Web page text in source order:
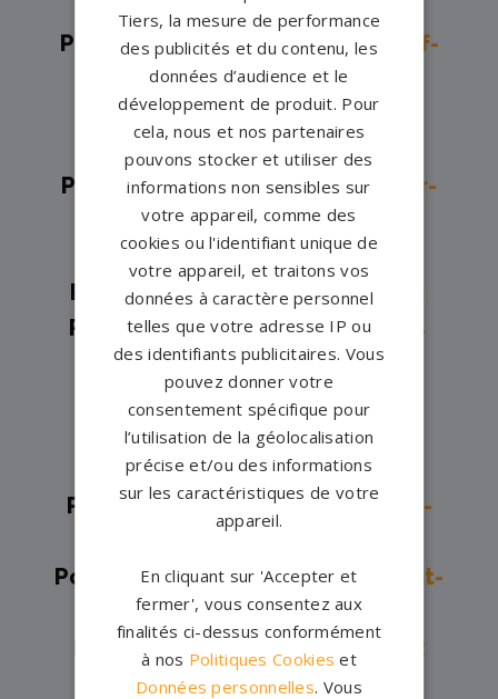
Loing→
Pompes funèbres - Châteauneuf-
sur-Loire→
Pompes funèbres -Châtillon-
Coligny→
Pompes funèbres -Châtillon-sur-
Loire→
Pompes funèbres - Chécy→
Pompes funèbres - CHUELLES→
Pompes funèbres -Courtenay→
Pompes funèbres -Fleury-les-
Aubrais→
Pompes funèbres - Gien→
Pompes funèbres -Jargeau→
Pompes funèbres -La Chapelle-
Pompes funèbres -La Ferté-Saint-
Aubin→
Pompes funèbres -
MEUNG SUR
LOIRE→
Tiers, la mesure de performance
des publicités et du contenu, les
données d’audience et le
développement de produit. Pour
cela, nous et nos partenaires
pouvons stocker et utiliser des
informations non sensibles sur
votre appareil, comme des
cookies ou l'identifiant unique de
votre appareil, et traitons vos
données à caractère personnel
telles que votre adresse IP ou
des identifiants publicitaires. Vous
pouvez donner votre
consentement spécifique pour
l’utilisation de la géolocalisation
précise et/ou des informations
sur les caractéristiques de votre
appareil.
En cliquant sur 'Accepter et
fermer', vous consentez aux
finalités ci-dessus conformément
à nos Politiques Cookies et
Données personnelles. Vous